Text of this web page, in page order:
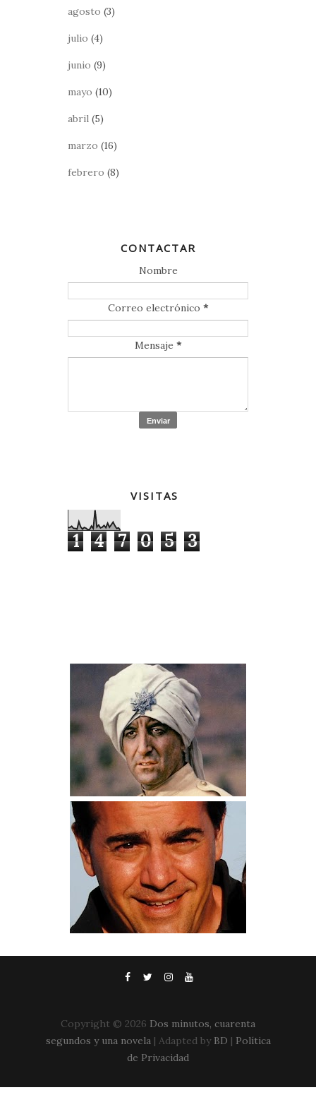
agosto (3)
julio (4)
junio (9)
mayo (10)
abril (5)
marzo (16)
febrero (8)
CONTACTAR
Nombre
Correo electrónico *
Mensaje *
VISITAS
1 4 7 0 5 3
Copyright © 2026 Dos minutos, cuarenta
segundos y una novela| Adapted by BD | Política
de Privacidad